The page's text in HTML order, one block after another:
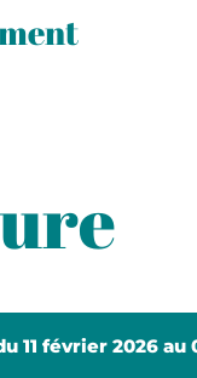
11 février 2026 au